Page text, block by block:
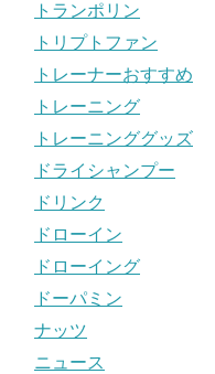
トランポリン
トリプトファン
トレーナーおすすめ
トレーニング
トレーニンググッズ
ドライシャンプー
ドリンク
ドローイン
ドローイング
ドーパミン
ナッツ
ニュース